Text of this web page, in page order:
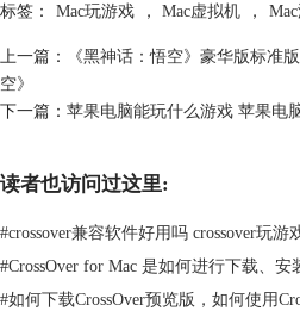
标签： Mac玩游戏 ， Mac虚拟机 ，
上一篇：
《黑神话：悟空》豪华版标准
空》
下一篇： 苹果电脑能玩什么游戏 苹果电
读者也访问过这里:
#crossover兼容软件好用吗 crossover玩游
#CrossOver for Mac 是如何进行下载、安
#如何下载CrossOver预览版，如何使用